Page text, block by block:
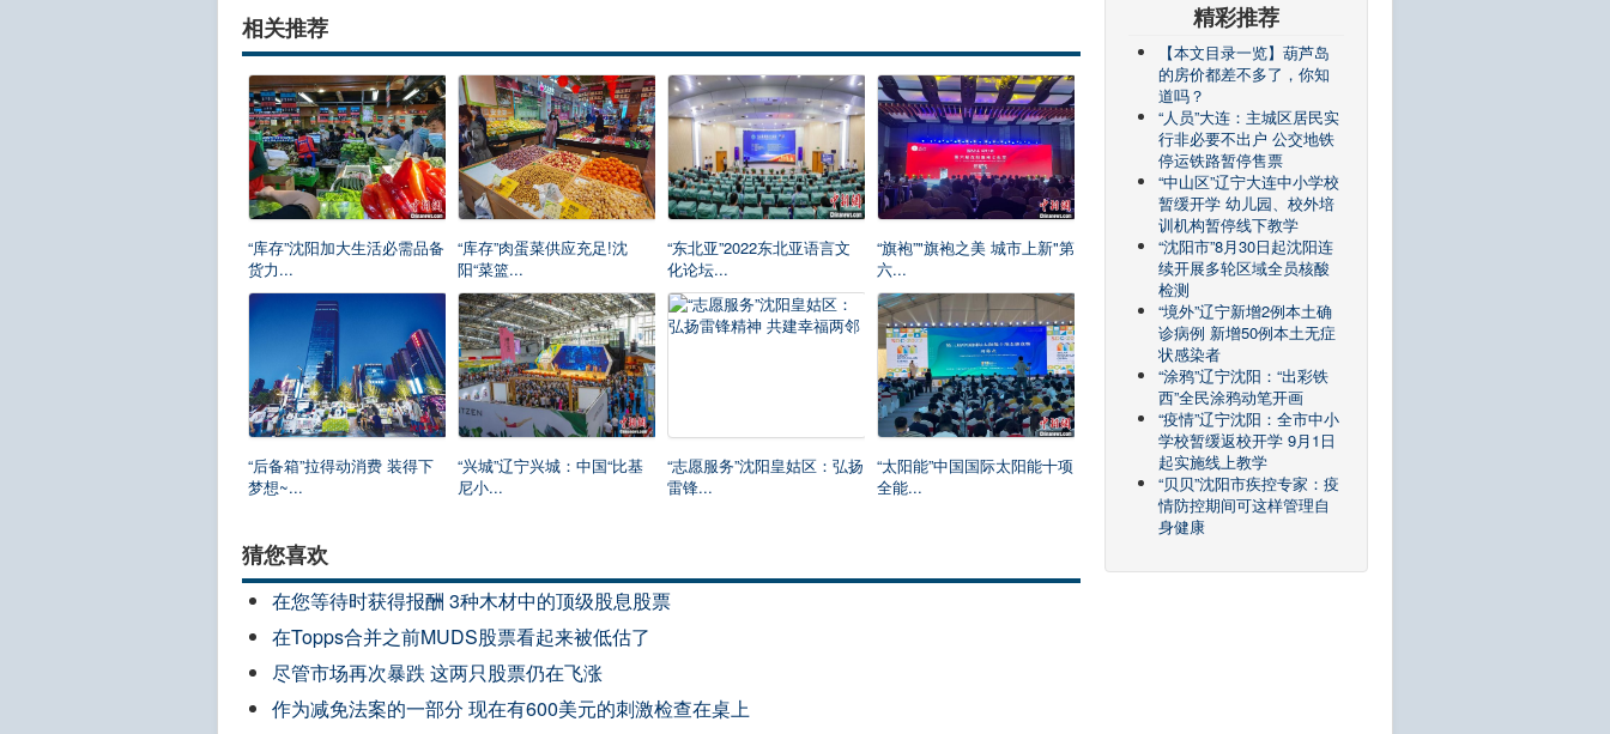
相关推荐
“库存”沈阳加大生活必需品备
货力...
“库存”肉蛋菜供应充足!沈
阳“菜篮...
“东北亚”2022东北亚语言文
化论坛...
“旗袍”"旗袍之美 城市上新"第
六...
“后备箱”拉得动消费 装得下
梦想~...
“兴城”辽宁兴城：中国“比基
尼小...
“志愿服务”沈阳皇姑区：弘扬
雷锋...
“太阳能”中国国际太阳能十项
全能...
猜您喜欢
在您等待时获得报酬 3种木材中的顶级股息股票
在Topps合并之前MUDS股票看起来被低估了
尽管市场再次暴跌 这两只股票仍在飞涨
作为减免法案的一部分 现在有600美元的刺激检查在桌上
精彩推荐
【本文目录一览】葫芦岛
的房价都差不多了，你知
道吗？
“人员”大连：主城区居民实
行非必要不出户 公交地铁
停运铁路暂停售票
“中山区”辽宁大连中小学校
暂缓开学 幼儿园、校外培
训机构暂停线下教学
“沈阳市”8月30日起沈阳连
续开展多轮区域全员核酸
检测
“境外”辽宁新增2例本土确
诊病例 新增50例本土无症
状感染者
“涂鸦”辽宁沈阳：“出彩铁
西”全民涂鸦动笔开画
“疫情”辽宁沈阳：全市中小
学校暂缓返校开学 9月1日
起实施线上教学
“贝贝”沈阳市疾控专家：疫
情防控期间可这样管理自
身健康